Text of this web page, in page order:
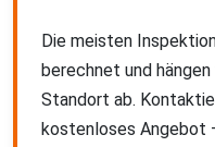
Die meisten
berechnet und
Standort ab.
kostenloses Angebot